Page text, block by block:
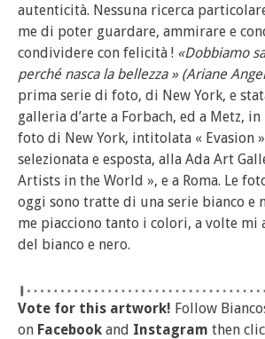
autenticità. Nessuna ricerca
me di poter guardare, ammirare e
condividere con felicità ! «Dobbiamo
perché nasca la bellezza » (Ariane
prima serie di foto, di New York, e
galleria d’arte a Forbach, ed a Metz,
foto di New York, intitolata « Evasion
selezionata e esposta, alla Ada Art
Artists in the World », e a Roma. Le
oggi sono tratte di una serie bianco e
me piacciono tanto i colori, a volte mi
del bianco e nero.
Vote for this artwork! Follow
on Facebook and Instagram then